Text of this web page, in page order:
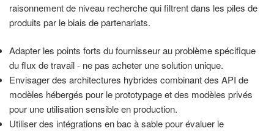
raisonnement de niveau recherche qui filtrent dans les piles de
produits par le biais de partenariats.
Adapter les points forts du fournisseur au problème spécifique
du flux de travail - ne pas acheter une solution unique.
Envisager des architectures hybrides combinant des API de
modèles hébergés pour le prototypage et des modèles privés
pour une utilisation sensible en production.
Utiliser des intégrations en bac à sable pour évaluer le